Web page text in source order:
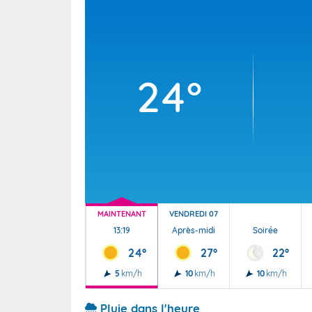
24°
MAINTENANT
13:19
24°
5 km/h
VENDREDI 07
Après-midi
27°
10 km/h
Soirée
22°
10 km/h
Pluie dans l'heure